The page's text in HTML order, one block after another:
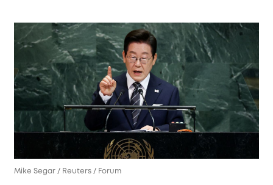
Mike Segar / Reuters / Forum